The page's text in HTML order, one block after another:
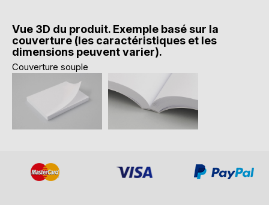
Vue 3D du produit. Exemple basé sur la
couverture (les caractéristiques et les
dimensions peuvent varier).
Couverture souple